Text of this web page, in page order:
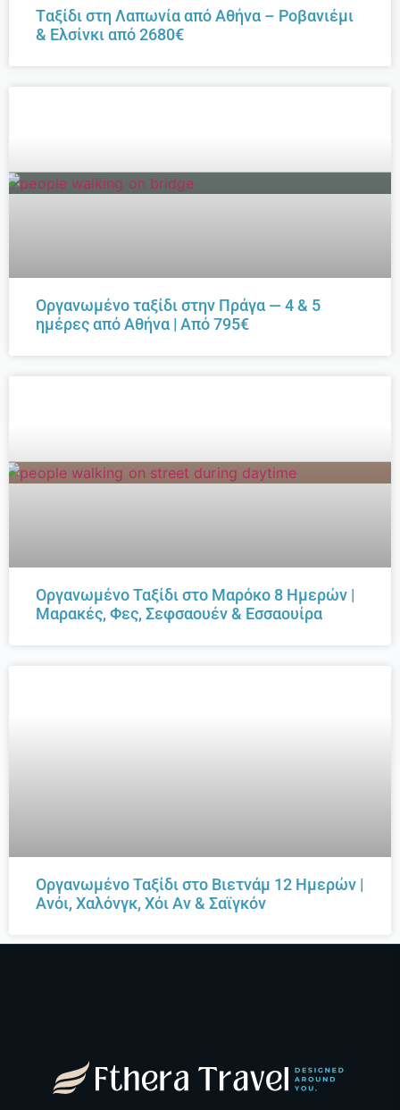
Tαξίδι στη Λαπωνία από Αθήνα – Ροβανιέμι
& Ελσίνκι από 2680€
Οργανωμένο ταξίδι στην Πράγα — 4 & 5
ημέρες από Αθήνα | Από 795€
Οργανωμένο Ταξίδι στο Μαρόκο 8 Ημερών |
Μαρακές, Φες, Σεφσαουέν & Εσσαουίρα
Οργανωμένο Ταξίδι στο Βιετνάμ 12 Ημερών |
Ανόι, Χαλόνγκ, Χόι Αν & Σαϊγκόν